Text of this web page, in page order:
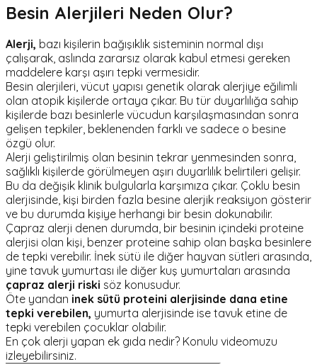
Besin Alerjileri Neden Olur?
Alerji, bazı kişilerin bağışıklık sisteminin normal dışı
çalışarak, aslında zararsız olarak kabul etmesi gereken
maddelere karşı aşırı tepki vermesidir.
Besin alerjileri, vücut yapısı genetik olarak alerjiye eğilimli
olan atopik kişilerde ortaya çıkar. Bu tür duyarlılığa sahip
kişilerde bazı besinlerle vücudun karşılaşmasından sonra
gelişen tepkiler, beklenenden farklı ve sadece o besine
özgü olur.
Alerji geliştirilmiş olan besinin tekrar yenmesinden sonra,
sağlıklı kişilerde görülmeyen aşırı duyarlılık belirtileri gelişir.
Bu da değişik klinik bulgularla karşımıza çıkar. Çoklu besin
alerjisinde, kişi birden fazla besine alerjik reaksiyon gösterir
ve bu durumda kişiye herhangi bir besin dokunabilir.
Çapraz alerji denen durumda, bir besinin içindeki proteine
alerjisi olan kişi, benzer proteine sahip olan başka besinlere
de tepki verebilir. İnek sütü ile diğer hayvan sütleri arasında,
yine tavuk yumurtası ile diğer kuş yumurtaları arasında
çapraz alerji riski söz konusudur.
Öte yandan inek sütü proteini alerjisinde dana etine
tepki verebilen, yumurta alerjisinde ise tavuk etine de
tepki verebilen çocuklar olabilir.
En çok alerji yapan ek gıda nedir? Konulu videomuzu
izleyebilirsiniz.